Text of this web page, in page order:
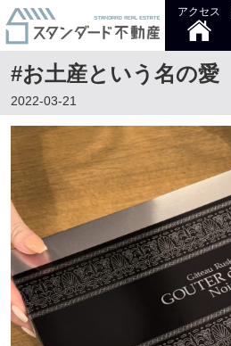
アクセス
#お土産という名の愛
2022-03-21